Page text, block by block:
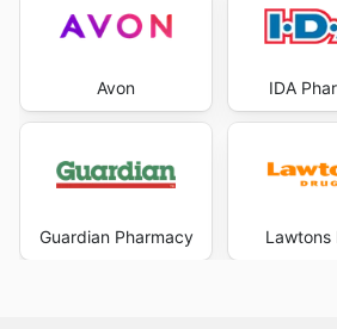
Avon
Guardian Pharmacy
IDA
Lawtons